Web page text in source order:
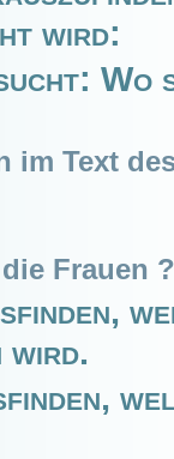
wird:
Wo
im Text
Frauen ?
wird.